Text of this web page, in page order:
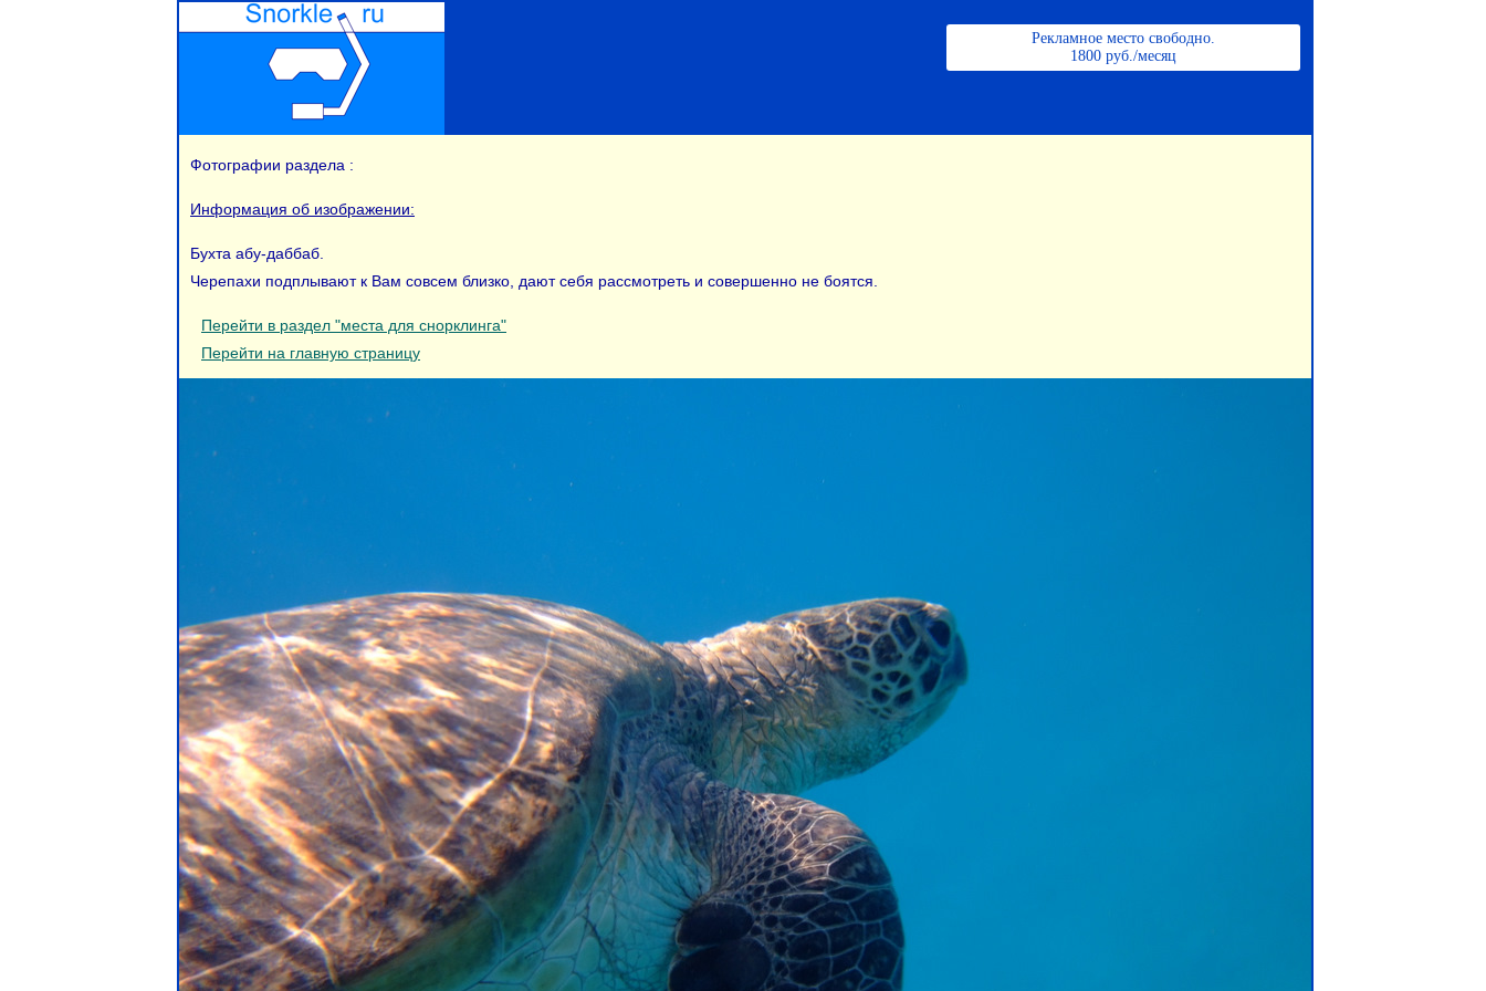
Рекламное место свободно.
1800 руб./месяц
Фотографии раздела :
Информация об изображении:
Бухта абу-даббаб.
Черепахи подплывают к Вам совсем близко, дают себя рассмотреть и совершенно не боятся.
Перейти в раздел "места для снорклинга"
Перейти на главную страницу